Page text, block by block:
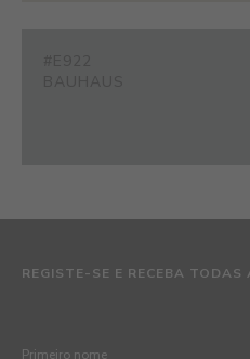
REGISTE-SE E RECEBA